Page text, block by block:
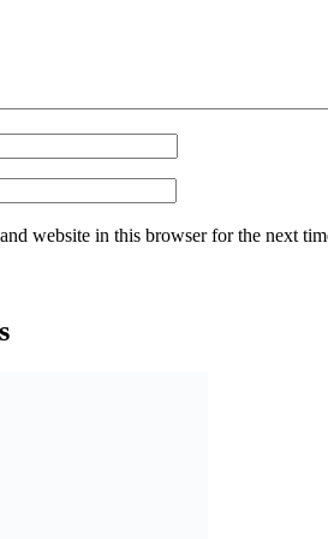
website in this browser for the next